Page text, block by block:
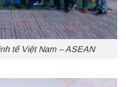
tế Việt Nam – ASEAN